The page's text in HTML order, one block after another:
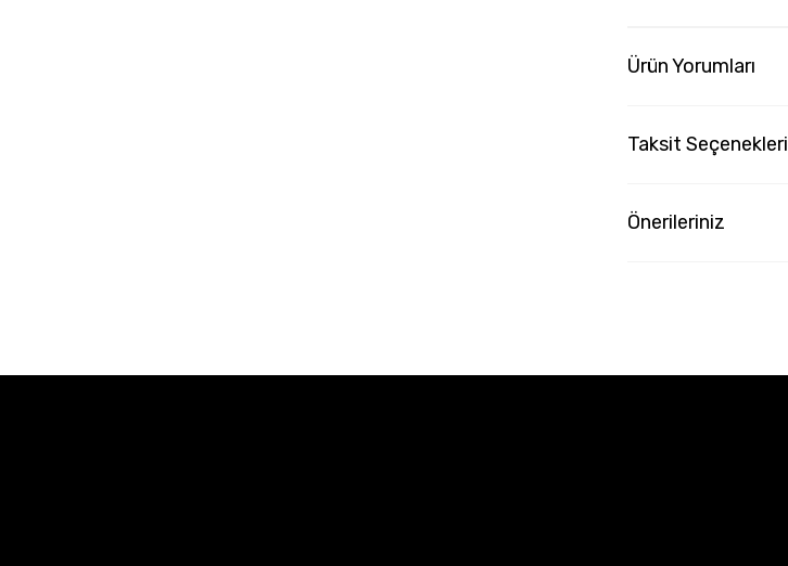
Ürün Yorumları
Taksit Seçenekleri
Önerileriniz